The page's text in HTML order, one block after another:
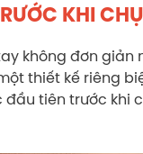
KHI
không đơn
thiết kế riêng
đầu tiên trước